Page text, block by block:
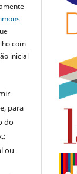
com
inicial
para
do
ou